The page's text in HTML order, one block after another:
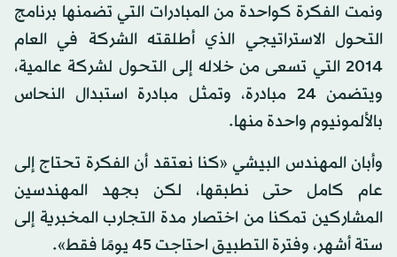
ونمت الفكرة كواحدة من المبادرات التي تضمنها برنامج
التحول الاستراتيجي الذي أطلقته الشركة في العام
2014 التي تسعى من خلاله إلى التحول لشركة عالمية،
ويتضمن 24 مبادرة، وتمثل مبادرة استبدال النحاس
بالألمونيوم واحدة منها.
وأبان المهندس البيشي «كنا نعتقد أن الفكرة تحتاج إلى
عام كامل حتى نطبقها، لكن بجهد المهندسين
المشاركين تمكنا من اختصار مدة التجارب المخبرية إلى
ستة أشهر، وفترة التطبيق احتاجت 45 يومًا فقط».